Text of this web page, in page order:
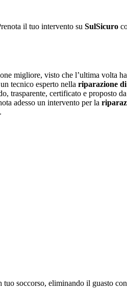
il tuo intervento su SulSicuro
migliore, visto che l’ultima volta
tecnico esperto nella riparazione di
trasparente, certificato e proposto
adesso un intervento per la
soccorso, eliminando il guasto